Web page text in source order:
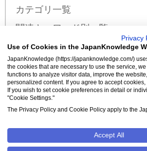
カテゴリ一覧
関連キーワード別一覧
サンプル公開辞書・事典一覧
料金・収録コンテンツ
新規入会はこちら
クッキーポリシー Cookie設
Privacy
Use of Cookies in the JapanKnowledge
JapanKnowledge (https://japanknowledge.com/)
the cookies that are necessary to use the service,
functions to analyze visitor data, improve the
personalized content. If you agree to accept
If you wish to set cookie preferences in detail or
"Cookie Settings."
The Privacy Policy and Cookie Policy apply to the
Accept All